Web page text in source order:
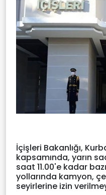
İçişleri Bakanlığı,
kapsamında, yarın
saat 11.00'e kadar
yollarında kamyon,
seyirlerine izin